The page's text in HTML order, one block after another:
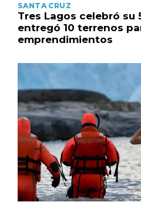
SANTA CRUZ
Tres Lagos celebró su
entregó 10 terrenos
emprendimientos